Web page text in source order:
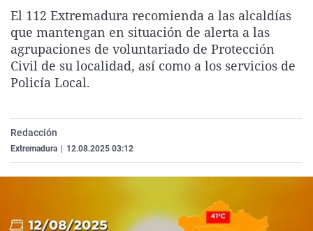
La rosa de los vientos
Gente viajera
Como el perro y el
Caso
Retornados
Equipo de
Extremadura
Galicia
La Rioja
Virales
Televisión
Elecciones
El 112 Extremadura recomienda a las alcaldías
que mantengan en situación de alerta a las
agrupaciones de voluntariado de Protección
Civil de su localidad, así como a los servicios de
Policía Local.
Redacción
Extremadura 12.08.2025 03:12